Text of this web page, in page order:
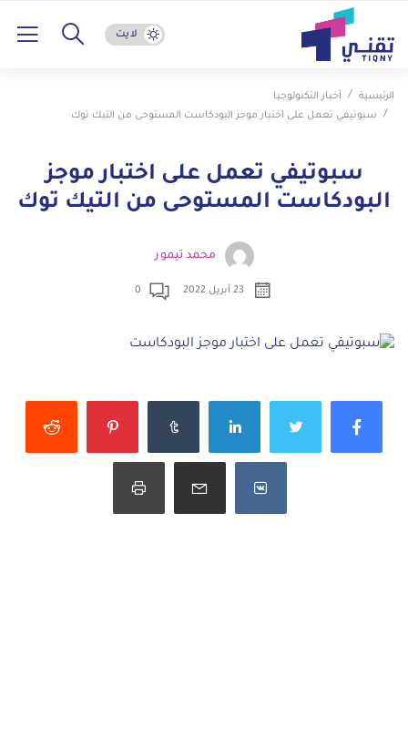
لايت
الرئيسية
أخبار التكنولوجيا
سبوتيفي تعمل على اختبار موجز البودكاست المستوحى من التيك توك
سبوتيفي تعمل على اختبار موجز
البودكاست المستوحى من التيك توك
محمد تيمور
23 أبريل 2022 0